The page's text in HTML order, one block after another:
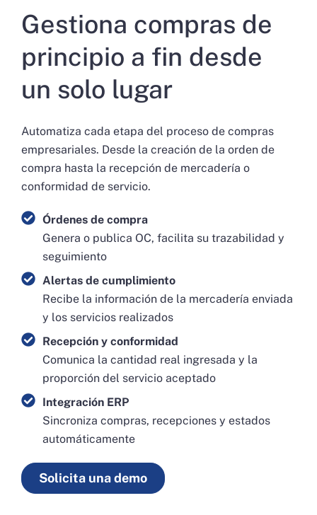
Gestiona compras de
principio a fin desde
un solo lugar
Automatiza cada etapa del proceso de compras
empresariales. Desde la creación de la orden de
compra hasta la recepción de mercadería o
conformidad de servicio.
Órdenes de compra
Genera o publica OC, facilita su trazabilidad y
seguimiento
Alertas de cumplimiento
Recibe la información de la mercadería enviada
y los servicios realizados
Recepción y conformidad
Comunica la cantidad real ingresada y la
proporción del servicio aceptado
Integración ERP
Sincroniza compras, recepciones y estados
automáticamente
Solicita una demo